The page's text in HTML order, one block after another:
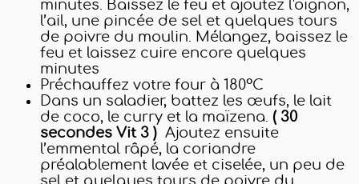
minutes. Baissez le feu et ajoutez l'oignon,
l’ail, une pincée de sel et quelques tours
de poivre du moulin. Mélangez, baissez le
feu et laissez cuire encore quelques
minutes
Préchauffez votre four à 180°C
Dans un saladier, battez les œufs, le lait
de coco, le curry et la maïzena. ( 30
secondes Vit 3 ) Ajoutez ensuite
l’emmental râpé, la coriandre
préalablement lavée et ciselée, un peu de
sel et quelques tours de poivre du